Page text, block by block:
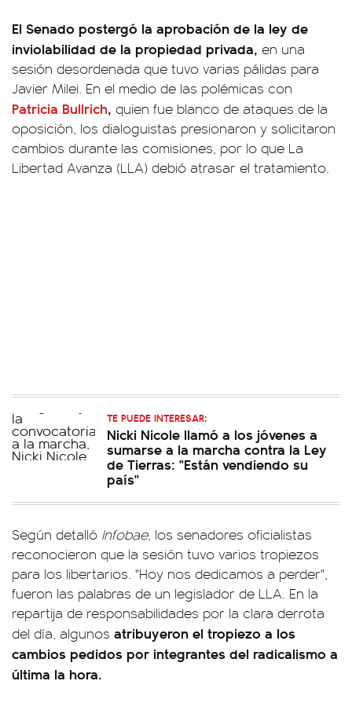
El Senado postergó la aprobación de la ley de
inviolabilidad de la propiedad privada, en una
sesión desordenada que tuvo varias pálidas para
Javier Milei. En el medio de las polémicas con
Patricia Bullrich, quien fue blanco de ataques de la
oposición, los dialoguistas presionaron y solicitaron
cambios durante las comisiones, por lo que La
Libertad Avanza (LLA) debió atrasar el tratamiento.
TE PUEDE INTERESAR:
Nicki Nicole llamó a los jóvenes a
sumarse a la marcha contra la Ley
de Tierras: "Están vendiendo su
país"
Según detalló Infobae, los senadores oficialistas
reconocieron que la sesión tuvo varios tropiezos
para los libertarios. "Hoy nos dedicamos a perder",
fueron las palabras de un legislador de LLA. En la
repartija de responsabilidades por la clara derrota
del día, algunos atribuyeron el tropiezo a los
cambios pedidos por integrantes del radicalismo a
última la hora.